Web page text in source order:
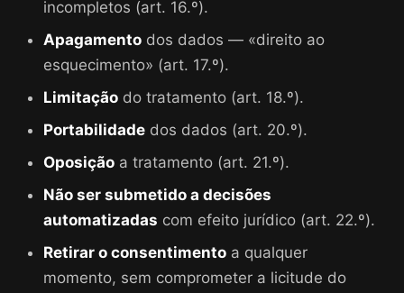
incompletos (art. 16.º).
Apagamento dos dados — «direito ao
esquecimento» (art. 17.º).
Limitação do tratamento (art. 18.º).
Portabilidade dos dados (art. 20.º).
Oposição a tratamento (art. 21.º).
Não ser submetido a decisões
automatizadas com efeito jurídico (art. 22.º).
Retirar o consentimento a qualquer
momento, sem comprometer a licitude do